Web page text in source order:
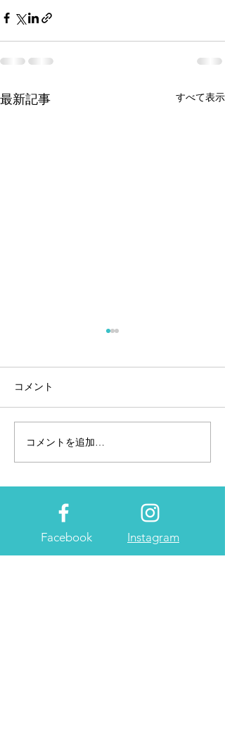
最新記事 すべて表示
一双麻希 初めてのグラ
ンピング
コメント
コメントを追加…
Facebook Instagram